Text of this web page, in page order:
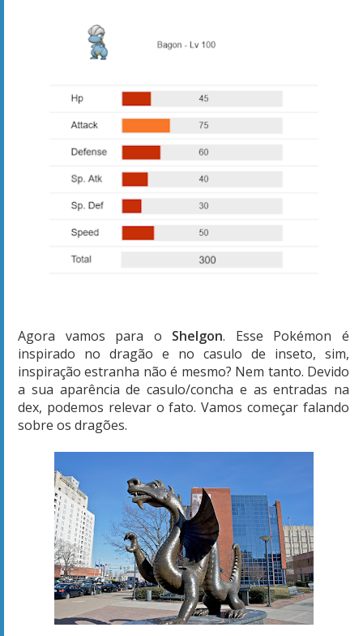
Agora vamos para o Shelgon. Esse Pokémon é
inspirado no dragão e no casulo de inseto, sim,
inspiração estranha não é mesmo? Nem tanto. Devido
a sua aparência de casulo/concha e as entradas na
dex, podemos relevar o fato. Vamos começar falando
sobre os dragões.